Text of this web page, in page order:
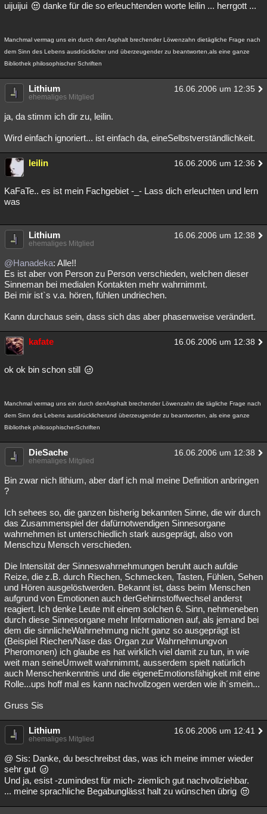
uijuijui danke für die so erleuchtenden worte leilin ... herrgott ...
Manchmal vermag uns ein durch den Asphalt brechender Löwenzahn dietägliche Frage nach
dem Sinn des Lebens ausdrücklicher und überzeugender zu beantworten,als eine ganze
Bibliothek philosophischer Schriften
Lithium 16.06.2006 um 12:35
ehemaliges Mitglied
ja, da stimm ich dir zu, leilin.
Wird einfach ignoriert... ist einfach da, eineSelbstverständlichkeit.
leilin 16.06.2006 um 12:36
KaFaTe.. es ist mein Fachgebiet -_- Lass dich erleuchten und lern
was
Lithium 16.06.2006 um 12:38
ehemaliges Mitglied
@Hanadeka: Alle!!
Es ist aber von Person zu Person verschieden, welchen dieser
Sinneman bei medialen Kontakten mehr wahrnimmt.
Bei mir ist`s v.a. hören, fühlen undriechen.
Kann durchaus sein, dass sich das aber phasenweise verändert.
kafate 16.06.2006 um 12:38
ok ok bin schon still
Manchmal vermag uns ein durch denAsphalt brechender Löwenzahn die tägliche Frage nach
dem Sinn des Lebens ausdrücklicherund überzeugender zu beantworten, als eine ganze
Bibliothek philosophischerSchriften
DieSache 16.06.2006 um 12:38
ehemaliges Mitglied
Bin zwar nich lithium, aber darf ich mal meine Definition anbringen
?
Ich sehees so, die ganzen bisherig bekannten Sinne, die wir durch
das Zusammenspiel der dafürnotwendigen Sinnesorgane
wahrnehmen ist unterschiedlich stark ausgeprägt, also von
Menschzu Mensch verschieden.
Die Intensität der Sinneswahrnehmungen beruht auch aufdie
Reize, die z.B. durch Riechen, Schmecken, Tasten, Fühlen, Sehen
und Hören ausgelöstwerden. Bekannt ist, dass beim Menschen
aufgrund von Emotionen auch derGehirnstoffwechsel anderst
reagiert. Ich denke Leute mit einem solchen 6. Sinn, nehmeneben
durch diese Sinnesorgane mehr Informationen auf, als jemand bei
dem die sinnlicheWahrnehmung nicht ganz so ausgeprägt ist
(Beispiel Riechen/Nase das Organ zur Wahrnehmungvon
Pheromonen) ich glaube es hat wirklich viel damit zu tun, in wie
weit man seineUmwelt wahrnimmt, ausserdem spielt natürlich
auch Menschenkenntnis und die eigeneEmotionsfähigkeit mit eine
Rolle...ups hoff mal es kann nachvollzogen werden wie ih´smein...
Gruss Sis
Lithium 16.06.2006 um 12:41
ehemaliges Mitglied
@ Sis: Danke, du beschreibst das, was ich meine immer wieder
sehr gut
Und ja, esist -zumindest für mich- ziemlich gut nachvollziehbar.
... meine sprachliche Begabunglässt halt zu wünschen übrig